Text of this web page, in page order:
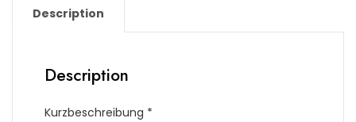
Description
Description
Kurzbeschreibung *